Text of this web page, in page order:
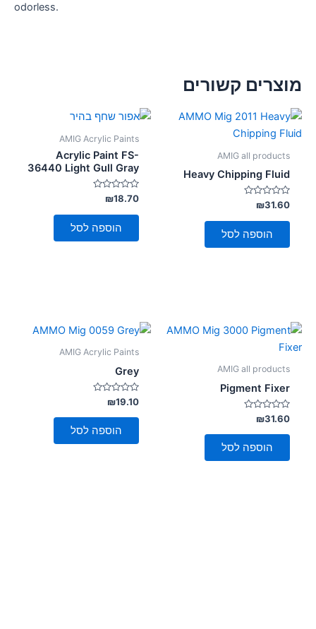
odorless.
מוצרים קשורים
AMIG all products
Heavy Chipping Fluid
דורג
0
מתוך
₪31.60
הוספה לסל
AMIG Acrylic Paints
Acrylic Paint FS-
36440 Light Gull Gray
דורג
0
מתוך
₪18.70
הוספה לסל
AMIG all products
Pigment Fixer
דורג
0
מתוך
₪31.60
הוספה לסל
AMIG Acrylic Paints
Grey
דורג
0
מתוך
₪19.10
הוספה לסל